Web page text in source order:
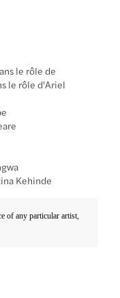
le rôle de
le rôle d'Ariel
Kehinde
of any particular artist,